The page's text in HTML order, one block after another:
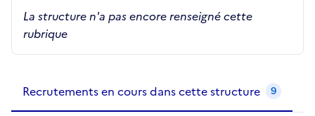
La structure n'a pas encore renseigné cette
rubrique
Recrutements en cours dans cette structure 9